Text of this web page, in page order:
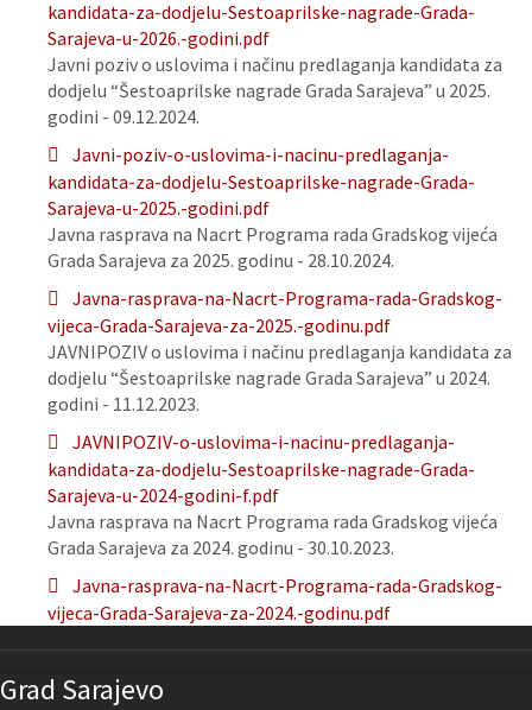
kandidata-za-dodjelu-Sestoaprilske-nagrade-Grada-
Sarajeva-u-2026.-godini.pdf
Javni poziv o uslovima i načinu predlaganja kandidata za
dodjelu “Šestoaprilske nagrade Grada Sarajeva” u 2025.
godini - 09.12.2024.
Javni-poziv-o-uslovima-i-nacinu-predlaganja-
kandidata-za-dodjelu-Sestoaprilske-nagrade-Grada-
Sarajeva-u-2025.-godini.pdf
Javna rasprava na Nacrt Programa rada Gradskog vijeća
Grada Sarajeva za 2025. godinu - 28.10.2024.
Javna-rasprava-na-Nacrt-Programa-rada-Gradskog-
vijeca-Grada-Sarajeva-za-2025.-godinu.pdf
JAVNIPOZIV o uslovima i načinu predlaganja kandidata za
dodjelu “Šestoaprilske nagrade Grada Sarajeva” u 2024.
godini - 11.12.2023.
JAVNIPOZIV-o-uslovima-i-nacinu-predlaganja-
kandidata-za-dodjelu-Sestoaprilske-nagrade-Grada-
Sarajeva-u-2024-godini-f.pdf
Javna rasprava na Nacrt Programa rada Gradskog vijeća
Grada Sarajeva za 2024. godinu - 30.10.2023.
Javna-rasprava-na-Nacrt-Programa-rada-Gradskog-
vijeca-Grada-Sarajeva-za-2024.-godinu.pdf
Grad Sarajevo